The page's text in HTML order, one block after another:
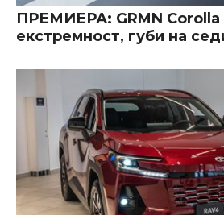
ПРЕМИЕРА: GRMN Corolla
екстремност, губи на